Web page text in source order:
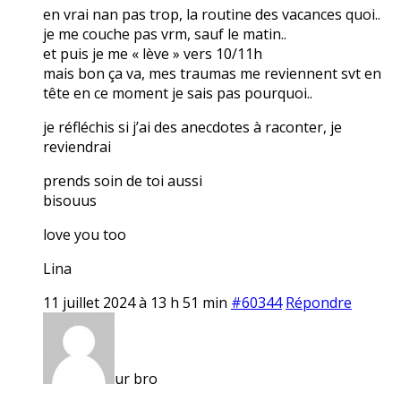
en vrai nan pas trop, la routine des vacances quoi..
je me couche pas vrm, sauf le matin..
et puis je me « lève » vers 10/11h
mais bon ça va, mes traumas me reviennent svt en
tête en ce moment je sais pas pourquoi..
je réfléchis si j’ai des anecdotes à raconter, je
reviendrai
prends soin de toi aussi
bisouus
love you too
Lina
11 juillet 2024 à 13 h 51 min #60344 Répondre
ur bro